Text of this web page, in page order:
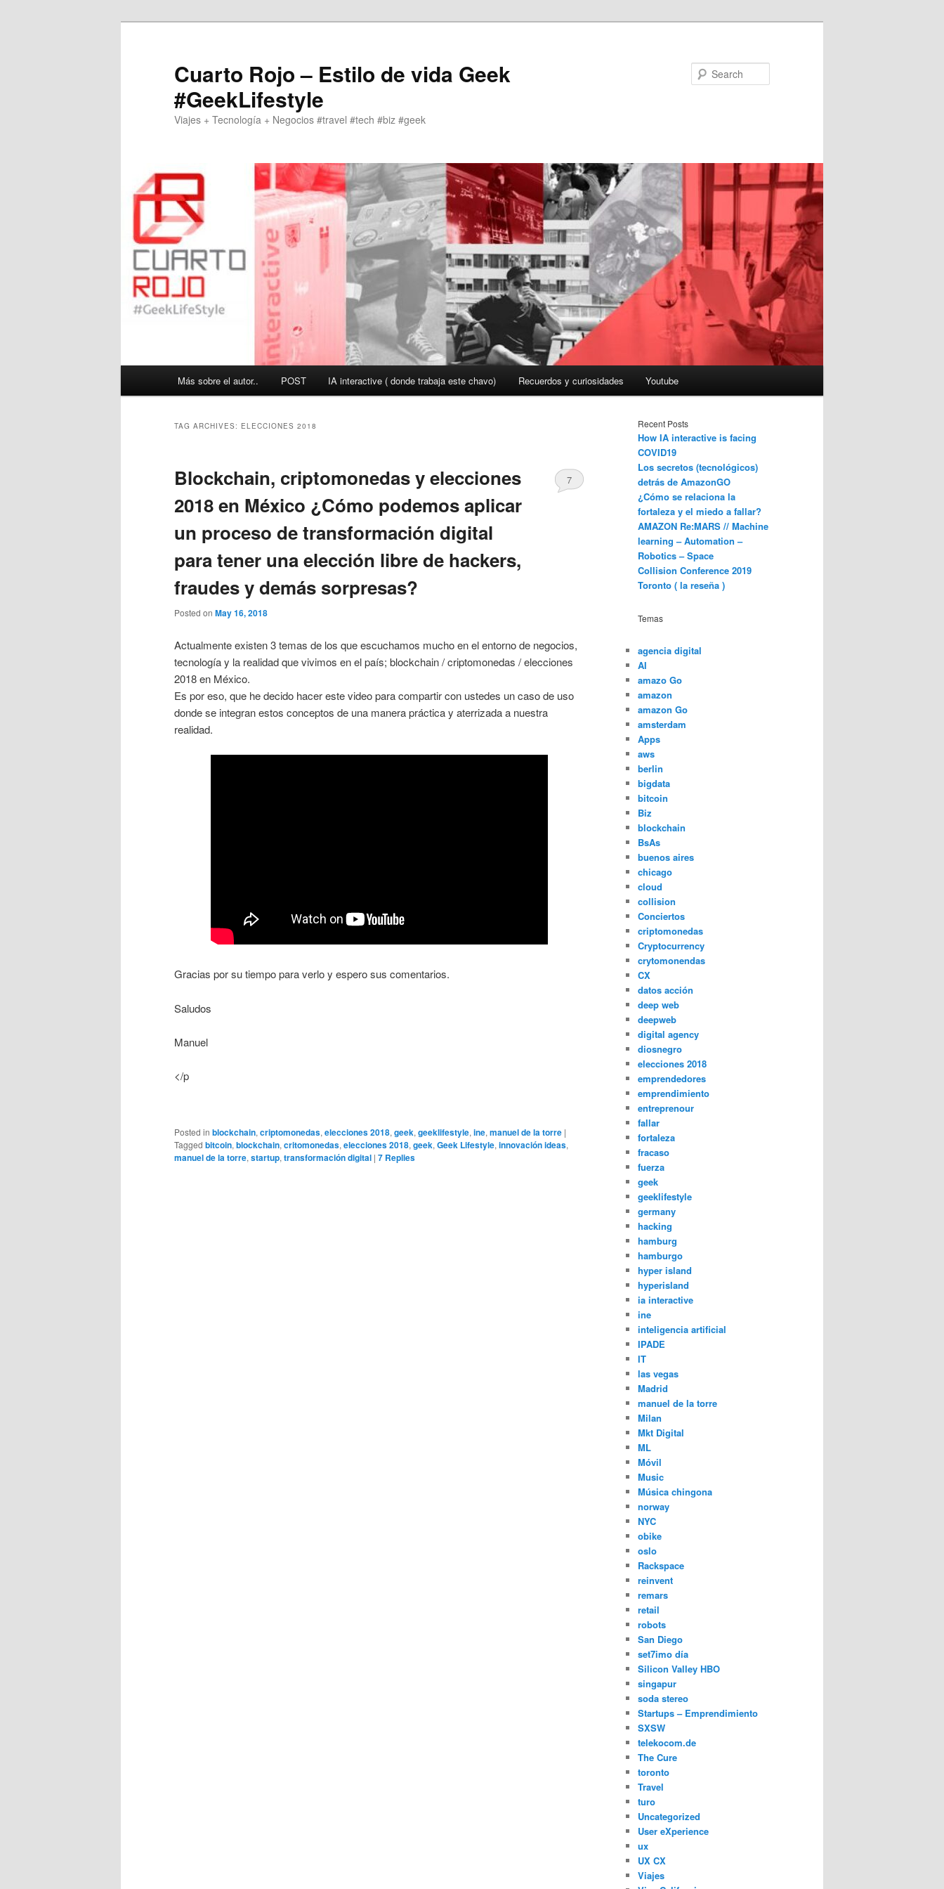
Cuarto Rojo – Estilo de vida Geek
#GeekLifestyle
Viajes + Tecnología + Negocios #travel #tech #biz #geek
Más sobre el autor.. POST IA interactive ( donde trabaja este chavo) Recuerdos y curiosidades Youtube
TAG ARCHIVES: ELECCIONES 2018
Blockchain, criptomonedas y elecciones
2018 en México ¿Cómo podemos aplicar
un proceso de transformación digital
para tener una elección libre de hackers,
fraudes y demás sorpresas?
Posted on May 16, 2018
7
Actualmente existen 3 temas de los que escuchamos mucho en el entorno de negocios,
tecnología y la realidad que vivimos en el país; blockchain / criptomonedas / elecciones
2018 en México.
Es por eso, que he decido hacer este video para compartir con ustedes un caso de uso
donde se integran estos conceptos de una manera práctica y aterrizada a nuestra
realidad.
Gracias por su tiempo para verlo y espero sus comentarios.
Saludos
Manuel
</p
Posted in blockchain, criptomonedas, elecciones 2018, geek, geeklifestyle, ine, manuel de la torre |
Tagged bitcoin, blockchain, critomonedas, elecciones 2018, geek, Geek Lifestyle, innovación ideas,
manuel de la torre, startup, transformación digital | 7 Replies
Recent Posts
How IA interactive is facing
COVID19
Los secretos (tecnológicos)
detrás de AmazonGO
¿Cómo se relaciona la
fortaleza y el miedo a fallar?
AMAZON Re:MARS // Machine
learning – Automation –
Robotics – Space
Collision Conference 2019
Toronto ( la reseña )
Temas
agencia digital
AI
amazo Go
amazon
amazon Go
amsterdam
Apps
aws
berlin
bigdata
bitcoin
Biz
blockchain
BsAs
buenos aires
chicago
cloud
collision
Conciertos
criptomonedas
Cryptocurrency
crytomonendas
CX
datos acción
deep web
deepweb
digital agency
diosnegro
elecciones 2018
emprendedores
emprendimiento
entreprenour
fallar
fortaleza
fracaso
fuerza
geek
geeklifestyle
germany
hacking
hamburg
hamburgo
hyper island
hyperisland
ia interactive
ine
inteligencia artificial
IPADE
IT
las vegas
Madrid
manuel de la torre
Milan
Mkt Digital
ML
Móvil
Music
Música chingona
norway
NYC
obike
oslo
Rackspace
reinvent
remars
retail
robots
San Diego
set7imo día
Silicon Valley HBO
singapur
soda stereo
Startups – Emprendimiento
SXSW
telekocom.de
The Cure
toronto
Travel
turo
Uncategorized
User eXperience
ux
UX CX
Viajes